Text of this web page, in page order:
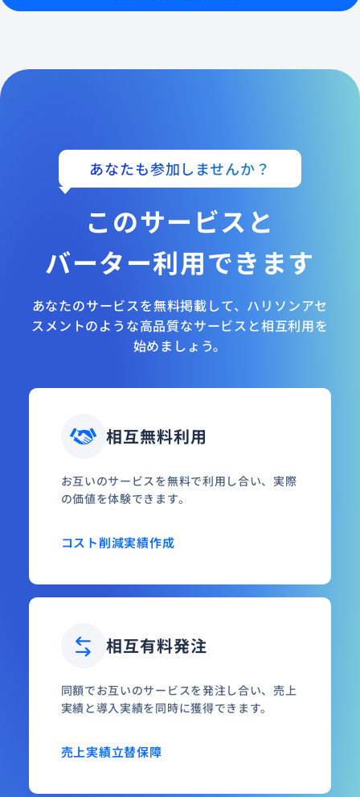
あなたも参加しませんか？
このサービスと
バーター利用できます
あなたのサービスを無料掲載して、ハリソンアセ
スメントのような高品質なサービスと相互利用を
始めましょう。
相互無料利用
お互いのサービスを無料で利用し合い、実際
の価値を体験できます。
コスト削減実績作成
相互有料発注
同額でお互いのサービスを発注し合い、売上
実績と導入実績を同時に獲得できます。
売上実績立替保障